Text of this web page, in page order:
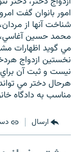
امور بانوان گفت
شناخت آنها از
محمد حسين آغاسي،
مي گويد اظهارات
نخستين ازدواج
نيست و ثبت آن براي
هرحال دختر مي
مناسب به دادگاه
ارسال